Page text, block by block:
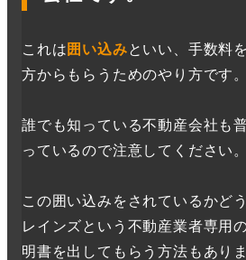
これは 囲い込みといい、手数料
方からもらうためのやり方です。
誰でも知っている不動産会社も
っているので注意してください。
この囲い込みをされているかど
レインズという不動産業者専用
明書を出してもらう方法もあり